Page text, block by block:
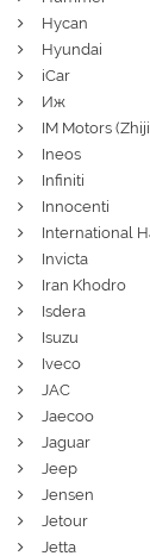
Hycan
Hyundai
iCar
Иж
IM Motors
Ineos
Infiniti
Innocenti
International
Invicta
Iran Khodro
Isdera
Isuzu
Iveco
JAC
Jaecoo
Jaguar
Jeep
Jensen
Jetour
Jetta